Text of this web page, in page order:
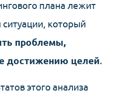
плана лежит
который
проблемы,
достижению целей.
этого анализа